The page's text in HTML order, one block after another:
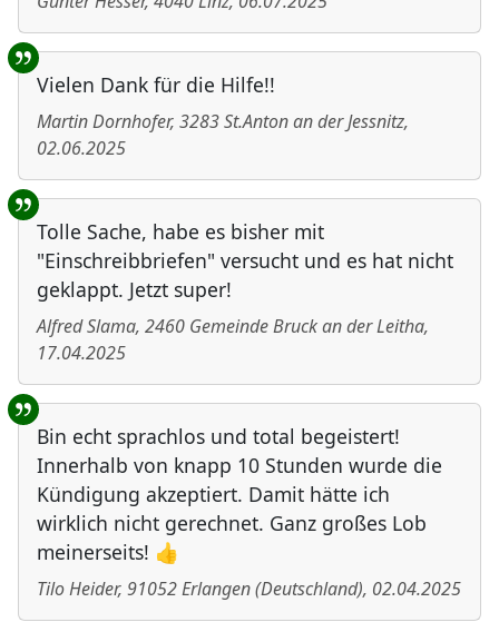
Vielen Dank für die Hilfe!!
Martin Dornhofer, 3283St.Anton an der Jessnitz,
02.06.2025
Tolle Sache, habe es bisher mit
"Einschreibbriefen" versucht und es hat nicht
geklappt. Jetzt super!
Alfred Slama, 2460 Gemeinde Bruck an der Leitha,
17.04.2025
Bin echt sprachlos und total begeistert!
Innerhalb von knapp 10 Stunden wurde die
Kündigung akzeptiert. Damit hätte ich
wirklich nicht gerechnet. Ganz großes Lob
meinerseits! 👍
Tilo Heider, 91052Erlangen(Deutschland), 02.04.2025